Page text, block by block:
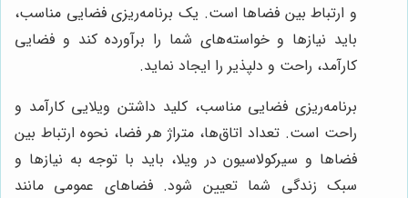
و ارتباط بین فضاها است. یک برنامه‌ریزی فضایی مناسب،
باید نیازها و خواسته‌های شما را برآورده کند و فضایی
کارآمد، راحت و دلپذیر را ایجاد نماید.
برنامه‌ریزی فضایی مناسب، کلید داشتن ویلایی کارآمد و
راحت است. تعداد اتاق‌ها، متراژ هر فضا، نحوه ارتباط بین
فضاها و سیرکولاسیون در ویلا، باید با توجه به نیازها و
سبک زندگی شما تعیین شود. فضاهای عمومی مانند